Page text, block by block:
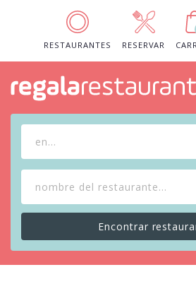
RESTAURANTES RESERVAR
en...